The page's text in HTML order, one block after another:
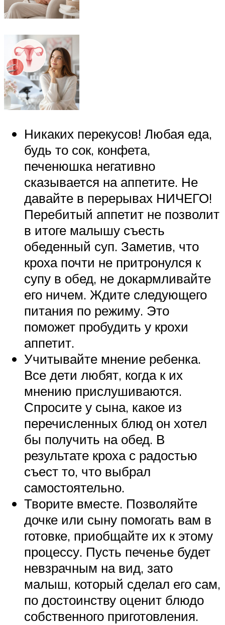
Никаких перекусов! Любая еда,
будь то сок, конфета,
печенюшка негативно
сказывается на аппетите. Не
давайте в перерывах НИЧЕГО!
Перебитый аппетит не позволит
в итоге малышу съесть
обеденный суп. Заметив, что
кроха почти не притронулся к
супу в обед, не докармливайте
его ничем. Ждите следующего
питания по режиму. Это
поможет пробудить у крохи
аппетит.
Учитывайте мнение ребенка.
Все дети любят, когда к их
мнению прислушиваются.
Спросите у сына, какое из
перечисленных блюд он хотел
бы получить на обед. В
результате кроха с радостью
съест то, что выбрал
самостоятельно.
Творите вместе. Позволяйте
дочке или сыну помогать вам в
готовке, приобщайте их к этому
процессу. Пусть печенье будет
невзрачным на вид, зато
малыш, который сделал его сам,
по достоинству оценит блюдо
собственного приготовления.